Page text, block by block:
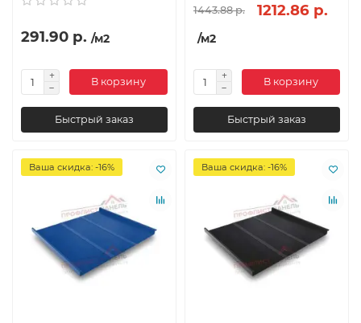
291.90 р. /м2
В корзину
Быстрый заказ
1443.88 р. 1212.86 р.
/м2
В корзину
Быстрый заказ
Ваша скидка: -16% Ваша скидка: -16%